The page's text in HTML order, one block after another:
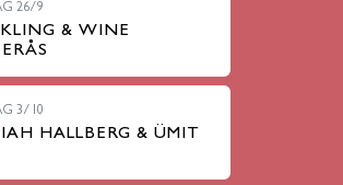
26/9
& WINE
3/10
HALLBERG & ÜMIT